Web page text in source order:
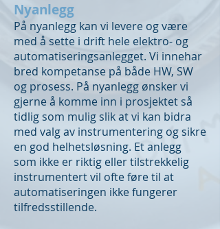
Nyanlegg
På nyanlegg kan vi levere og være
med å sette i drift hele elektro- og
automatiseringsanlegget. Vi innehar
bred kompetanse på både HW, SW
og prosess. På nyanlegg ønsker vi
gjerne å komme inn i prosjektet så
tidlig som mulig slik at vi kan bidra
med valg av instrumentering og sikre
en god helhetsløsning. Et anlegg
som ikke er riktig eller tilstrekkelig
instrumentert vil ofte føre til at
automatiseringen ikke fungerer
tilfredsstillende.